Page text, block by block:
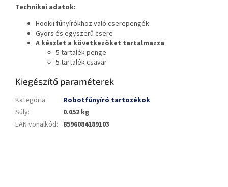
Technikai adatok:
Hookii fűnyírókhoz való cserepengék
Gyors és egyszerű csere
A készlet a következőket tartalmazza:
5 tartalék penge
5 tartalék csavar
Kiegészítő paraméterek
Kategória:
Robotfűnyíró tartozékok
Súly:
0.052 kg
EAN vonalkód: 8596084189103